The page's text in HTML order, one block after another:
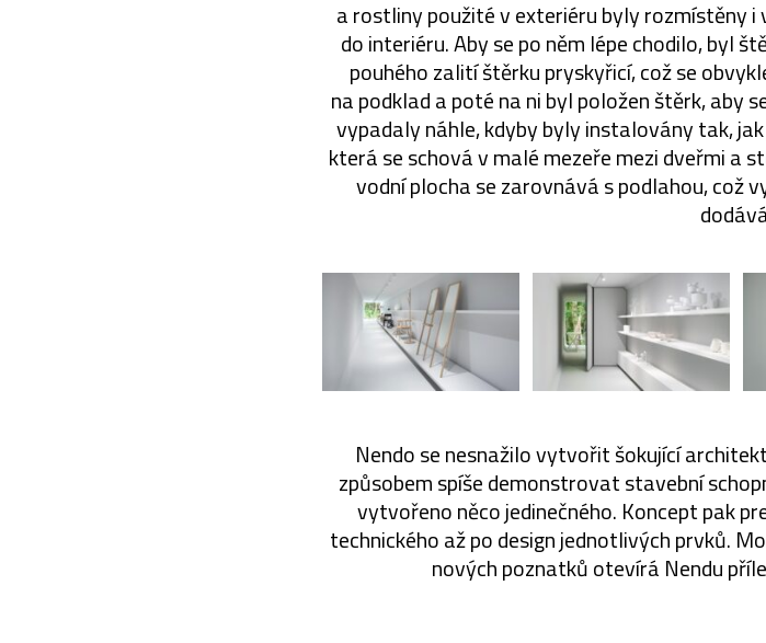
a rostliny použité v exteriéru byly rozmístěny
do interiéru. Aby se po něm lépe chodilo, byl
pouhého zalití štěrku pryskyřicí, což se
na podklad a poté na ni byl položen štěrk, aby
vypadaly náhle, kdyby byly instalovány tak,
která se schová v malé mezeře mezi dveřmi a
vodní plocha se zarovnává s podlahou, což
Nendo se nesnažilo vytvořit šokující
způsobem spíše demonstrovat stavební
vytvořeno něco jedinečného. Koncept pak
technického až po design jednotlivých prvků.
nových poznatků otevírá Nendu